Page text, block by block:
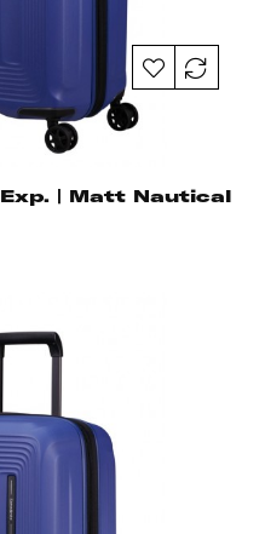
Exp. | Matt Nautical